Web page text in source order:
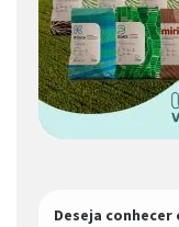
Deseja